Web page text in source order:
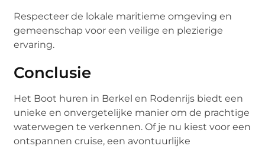
Respecteer de lokale maritieme omgeving en
gemeenschap voor een veilige en plezierige
ervaring.
Conclusie
Het Boot huren in Berkel en Rodenrijs biedt een
unieke en onvergetelijke manier om de prachtige
waterwegen te verkennen. Of je nu kiest voor een
ontspannen cruise, een avontuurlijke